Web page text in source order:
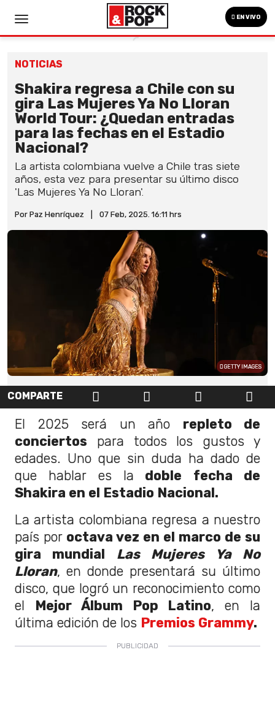
EN VIVO
NOTICIAS
Shakira regresa a Chile con su
gira Las Mujeres Ya No Lloran
World Tour: ¿Quedan entradas
para las fechas en el Estadio
Nacional?
La artista colombiana vuelve a Chile tras siete
años, esta vez para presentar su último disco
'Las Mujeres Ya No Lloran'.
Por Paz Henríquez 07 Feb, 2025. 16:11 hrs
GETTY IMAGES
COMPARTE
El 2025 será un año repleto de
conciertos para todos los gustos y
edades. Uno que sin duda ha dado de
que hablar es la doble fecha de
Shakira en el Estadio Nacional.
La artista colombiana regresa a nuestro
país por octava vez en el marco de su
gira mundial Las Mujeres Ya No
Lloran, en donde presentará su último
disco, que logró un reconocimiento como
el Mejor Álbum Pop Latino, en la
última edición de los Premios Grammy.